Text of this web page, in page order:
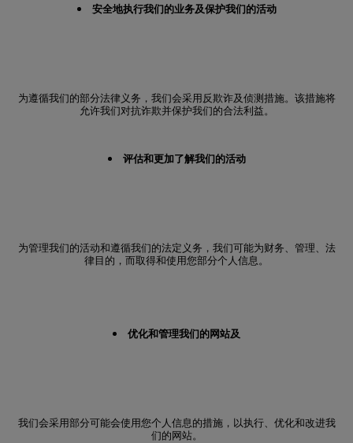
安全地执行我们的业务及保护我们的活动
为遵循我们的部分法律义务，我们会采用反欺诈及侦测措施。该措施将
允许我们对抗诈欺并保护我们的合法利益。
评估和更加了解我们的活动
为管理我们的活动和遵循我们的法定义务，我们可能为财务、管理、法
律目的，而取得和使用您部分个人信息。
优化和管理我们的网站及
我们会采用部分可能会使用您个人信息的措施，以执行、优化和改进我
们的网站。